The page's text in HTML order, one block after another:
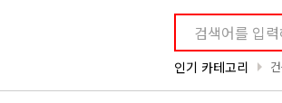
인기 카테고리 arrow_right